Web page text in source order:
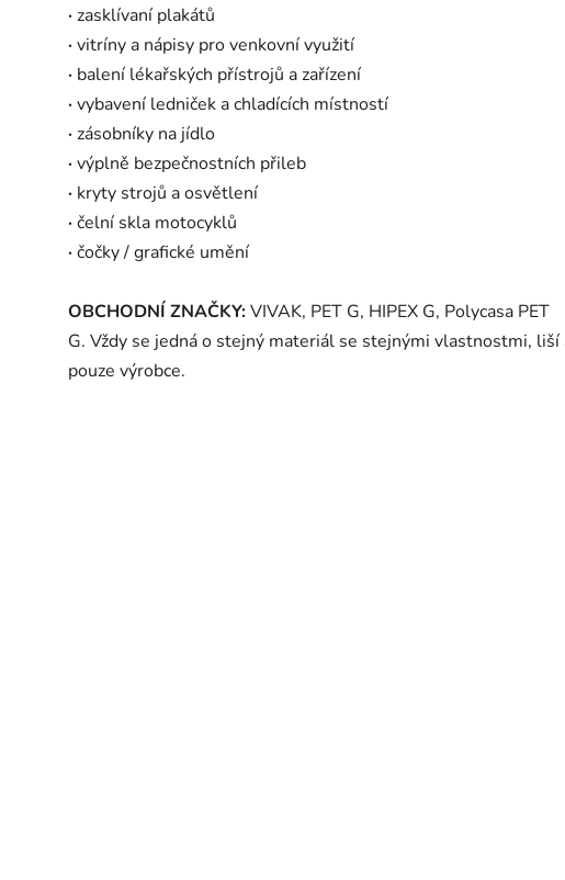
·zasklívaní plakátů
·vitríny a nápisy pro venkovní využití
· balení lékařských přístrojů a zařízení
·vybavení ledniček a chladících místností
·zásobníky na jídlo
·výplně bezpečnostních přileb
· kryty strojů a osvětlení
·čelní skla motocyklů
·čočky / grafické umění
OBCHODNÍ ZNAČKY:VIVAK, PET G, HIPEX G, Polycasa PET
G. Vždy se jedná o stejný materiál se stejnými vlastnostmi, liší
pouze výrobce.